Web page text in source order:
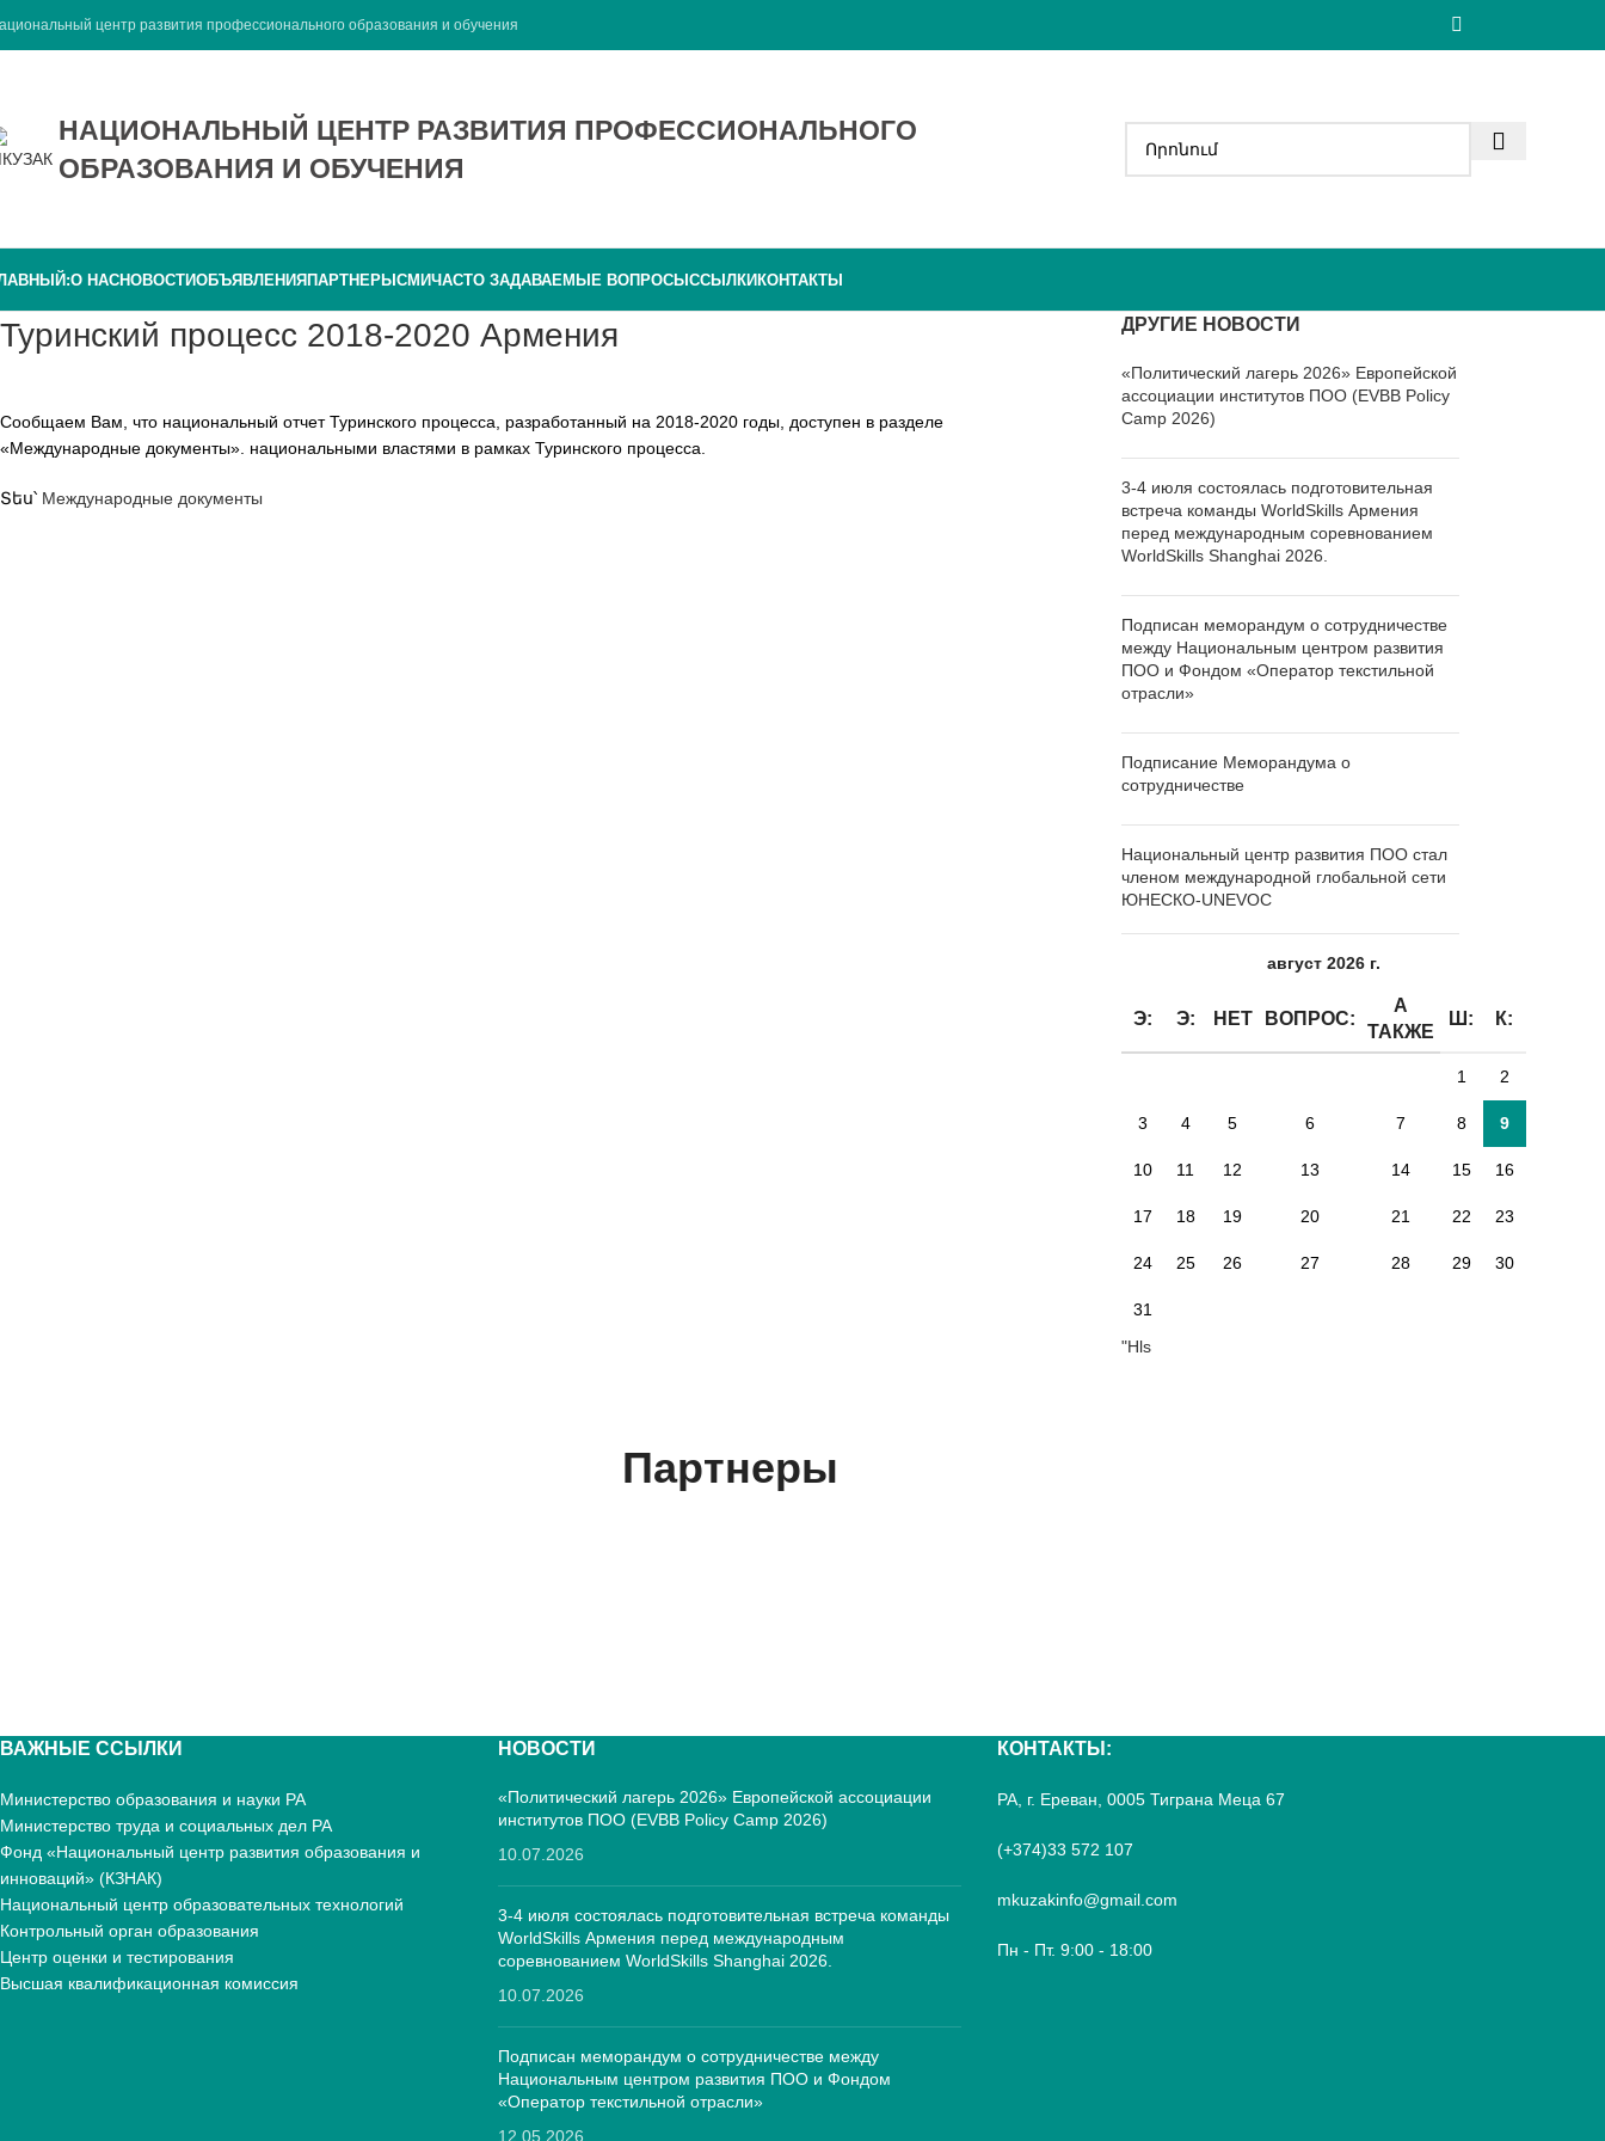
центр развития профессионального образования и обучения
НАЦИОНАЛЬНЫЙ ЦЕНТР РАЗВИТИЯ ПРОФЕССИОНАЛЬНОГО
ОБРАЗОВАНИЯ И ОБУЧЕНИЯ
О НАСНОВОСТИОБЪЯВЛЕНИЯПАРТНЕРЫСМИЧАСТО ЗАДАВАЕМЫЕ ВОПРОСЫССЫЛКИКОНТАКТЫ
Туринский процесс 2018-2020 Армения
Сообщаем Вам, что национальный отчет Туринского процесса, разработанный на 2018-2020 годы, доступен в разделе
«Международные документы». национальными властями в рамках Туринского процесса.
Տես՝ Международные документы
ДРУГИЕ НОВОСТИ
«Политический лагерь 2026» Европейской
ассоциации институтов ПОО (EVBB Policy
Camp 2026)
3-4 июля состоялась подготовительная
встреча команды WorldSkills Армения
перед международным соревнованием
WorldSkills Shanghai 2026.
Подписан меморандум о сотрудничестве
между Национальным центром развития
ПОО и Фондом «Оператор текстильной
отрасли»
Подписание Меморандума о
сотрудничестве
Национальный центр развития ПОО стал
членом международной глобальной сети
ЮНЕСКО-UNEVOC
август 2026 г.
Э: Э: НЕТ ВОПРОС:
А
ТАКЖЕ
Ш: К:
1 2
3 4 5 6 7 8 9
10 11 12 13 14 15 16
17 18 19 20 21 22 23
24 25 26 27 28 29 30
31
"Hls
Партнеры
ВАЖНЫЕ ССЫЛКИ
Министерство образования и науки РА
Министерство труда и социальных дел РА
Фонд «Национальный центр развития образования и
инноваций» (КЗНАК)
Национальный центр образовательных технологий
Контрольный орган образования
Центр оценки и тестирования
Высшая квалификационная комиссия
НОВОСТИ
«Политический лагерь 2026» Европейской ассоциации
институтов ПОО (EVBB Policy Camp 2026)
10.07.2026
3-4 июля состоялась подготовительная встреча команды
WorldSkills Армения перед международным
соревнованием WorldSkills Shanghai 2026.
10.07.2026
Подписан меморандум о сотрудничестве между
Национальным центром развития ПОО и Фондом
«Оператор текстильной отрасли»
12.05.2026
КОНТАКТЫ:
РА, г. Ереван, 0005 Тиграна Меца 67
(+374)33 572 107
mkuzakinfo@gmail.com
Пн - Пт. 9:00 - 18:00